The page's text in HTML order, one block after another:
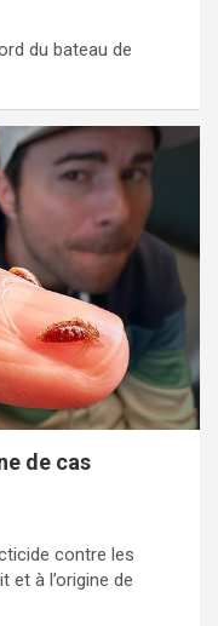
du bateau de
de cas
contre les
et à l’origine de